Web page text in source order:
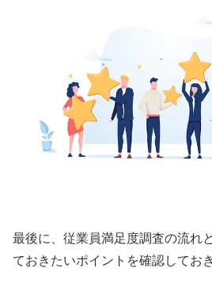
最後に、従業員満足度調査の流れ
ておきたいポイントを確認してお